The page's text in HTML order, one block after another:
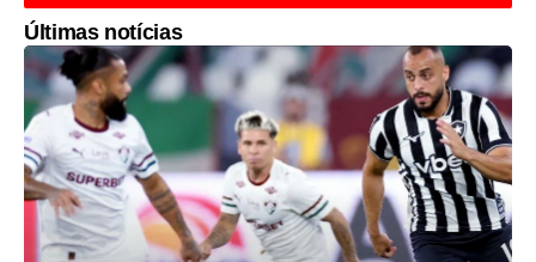
Últimas notícias